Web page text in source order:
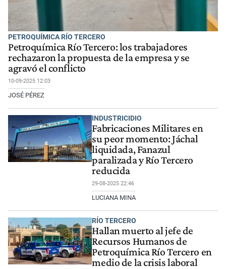
PETROQUÍMICA RÍO TERCERO
Petroquímica Río Tercero: los trabajadores
rechazaron la propuesta de la empresa y se
agravó el conflicto
10-09-2025 12:03
JOSÉ PÉREZ
INDUSTRICIDIO
Fabricaciones Militares en
su peor momento: Jáchal
liquidada, Fanazul
paralizada y Río Tercero
reducida
29-08-2025 22:46
LUCIANA MINA
RÍO TERCERO
Hallan muerto al jefe de
Recursos Humanos de
Petroquímica Río Tercero en
medio de la crisis laboral